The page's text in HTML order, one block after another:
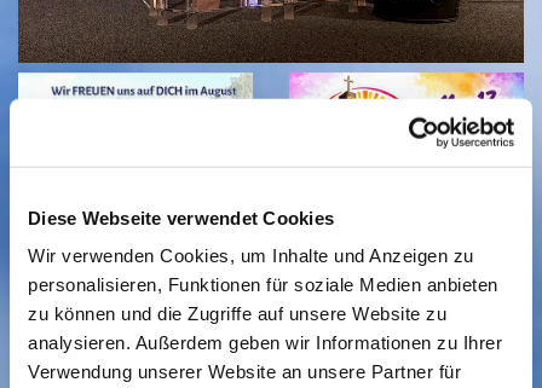
Diese Webseite verwendet Cookies
Wir verwenden Cookies, um Inhalte und Anzeigen zu
personalisieren, Funktionen für soziale Medien anbieten
zu können und die Zugriffe auf unsere Website zu
analysieren. Außerdem geben wir Informationen zu Ihrer
Verwendung unserer Website an unsere Partner für